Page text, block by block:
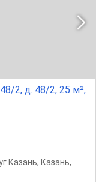
2, д. 48/2, 25 м²,
Казань, Казань,